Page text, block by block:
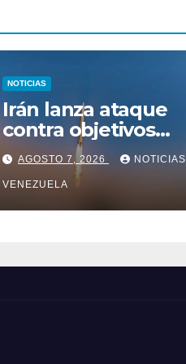
NOTICIAS
Irán lanza ataque
contra objetivos
hostiles en el
estrecho de Ormuz
AGOSTO 7, 2026 NOTICIAS
VENEZUELA